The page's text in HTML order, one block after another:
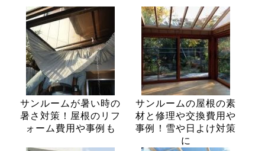
サンルームが暑い時の
暑さ対策！屋根のリフ
ォーム費用や事例も
サンルームの屋根の素
材と修理や交換費用や
事例！雪や日よけ対策
に